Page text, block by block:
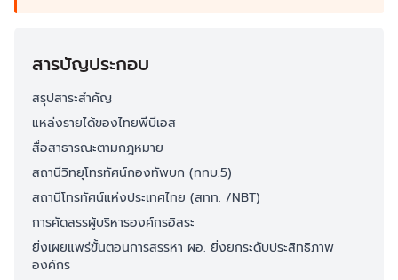
สารบัญประกอบ
สรุปสาระสำคัญ
แหล่งรายได้ของไทยพีบีเอส
สื่อสาธารณะตามกฎหมาย
สถานีวิทยุโทรทัศน์กองทัพบก (ททบ.5)
สถานีโทรทัศน์แห่งประเทศไทย (สทท. /NBT)
การคัดสรรผู้บริหารองค์กรอิสระ
ยิ่งเผยแพร่ขั้นตอนการสรรหา ผอ. ยิ่งยกระดับประสิทธิภาพ
องค์กร